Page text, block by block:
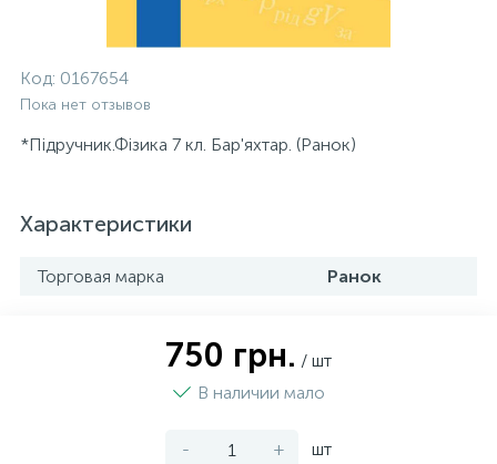
Код: 0167654
Пока нет отзывов
*Підручник.Фізика 7 кл. Бар'яхтар. (Ранок)
Характеристики
Торговая марка Ранок
750 грн. / шт
В наличии мало
- + шт